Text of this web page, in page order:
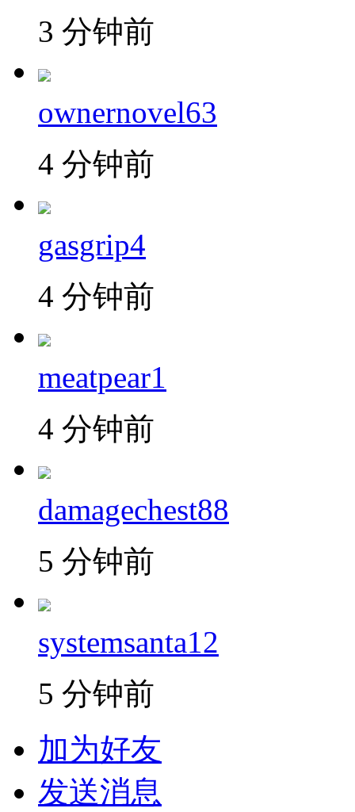
3 分钟前
ownernovel63
4 分钟前
gasgrip4
4 分钟前
meatpear1
4 分钟前
damagechest88
5 分钟前
systemsanta12
5 分钟前
加为好友
发送消息